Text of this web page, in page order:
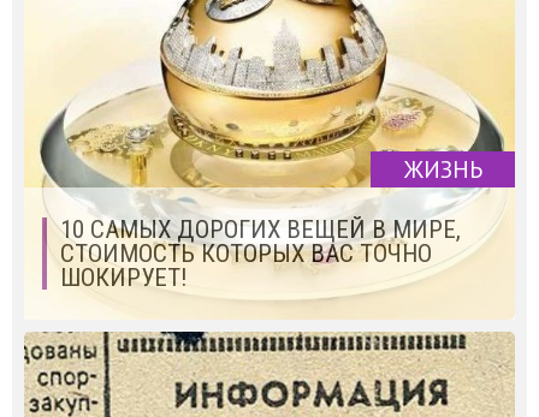
ЖИЗНЬ
10 САМЫХ ДОРОГИХ ВЕЩЕЙ В МИРЕ,
СТОИМОСТЬ КОТОРЫХ ВАС ТОЧНО
ШОКИРУЕТ!